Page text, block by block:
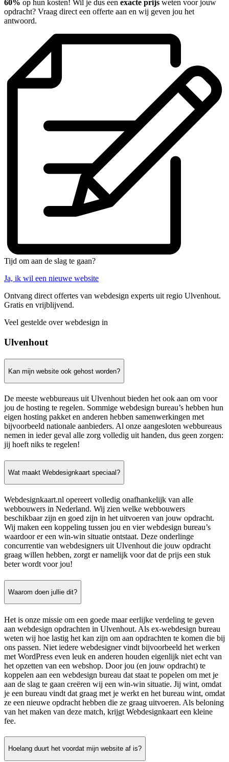
60% op hun kosten! Wil je dus een exacte prijs weten voor jouw
opdracht? Vraag direct een offerte aan en wij geven jou het
antwoord.
Tijd om aan de slag te gaan?
Ja, ik wil een nieuwe website
Ontvang direct offertes van webdesign experts uit regio Ulvenhout.
Gratis en vrijblijvend.
Veel gestelde over webdesign in
Ulvenhout
Kan mijn website ook gehost worden?
De meeste webbureaus uit Ulvenhout bieden het ook aan om voor
jou de hosting te regelen. Sommige webdesign bureau’s hebben hun
eigen hosting pakket en anderen hebben samenwerkingen met
bijvoorbeeld nationale aanbieders. Al onze aangesloten webbureaus
nemen in ieder geval alle zorg volledig uit handen, dus geen zorgen:
jij hoeft niks te regelen!
Wat maakt Webdesignkaart speciaal?
Webdesignkaart.nl opereert volledig onafhankelijk van alle
webbouwers in Nederland. Wij zien welke webbouwers
beschikbaar zijn en goed zijn in het uitvoeren van jouw opdracht.
Wij maken een koppeling tussen jou en vier webdesign bureau’s
waardoor er een win-win situatie ontstaat. Deze onderlinge
concurrentie van webdesigners uit Ulvenhout die jouw opdracht
graag willen hebben, zorgt er namelijk voor dat de prijs een stuk
beter wordt voor jou!
Waarom doen jullie dit?
Het is onze missie om een goede maar eerlijke verdeling te geven
aan webdesign opdrachten in Ulvenhout. Als ex-webdesign bureau
weten wij hoe lastig het kan zijn om aan opdrachten te komen die bij
ons passen. Niet iedere webdesigner vindt bijvoorbeeld het werken
met WordPress even leuk en anderen houden eigenlijk niet echt van
het opzetten van een webshop. Door jou (en jouw opdracht) te
koppelen aan een webdesign bureau dat staat te popelen om met je
aan de slag te gaan creëren wij een win-win situatie. Jij wint, omdat
je een bureau vindt dat graag met je werkt en het bureau wint, omdat
ze een nieuwe opdracht hebben die ze graag uitvoeren. Als beloning
van het maken van deze match, krijgt Webdesignkaart een kleine
fee.
Hoelang duurt het voordat mijn website af is?